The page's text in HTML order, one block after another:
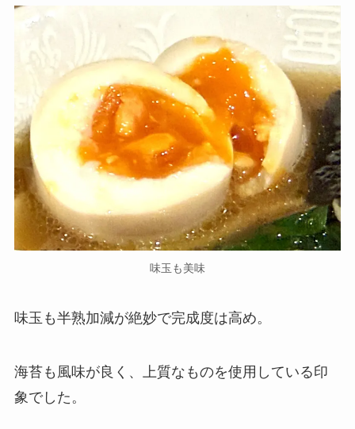
味玉も美味
味玉も半熟加減が絶妙で完成度は高め。
海苔も風味が良く、上質なものを使用している印
象でした。